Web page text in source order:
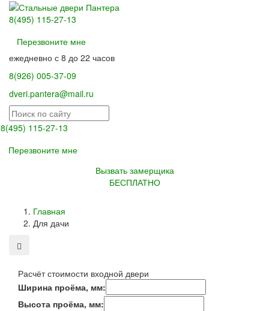
8(495) 115-27-13
Перезвоните мне
ежедневно с 8 до 22 часов
8(926) 005-37-09
dveri.pantera@mail.ru
8(495) 115-27-13
Перезвоните мне
Вызвать замерщика
БЕСПЛАТНО
Главная
Для дачи
Расчёт стоимости входной двери
Ширина проёма, мм:
Высота проёма, мм: